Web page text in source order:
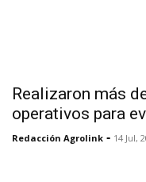
Realizaron más
operativos para
Redacción Agrolink - 14 Jul,